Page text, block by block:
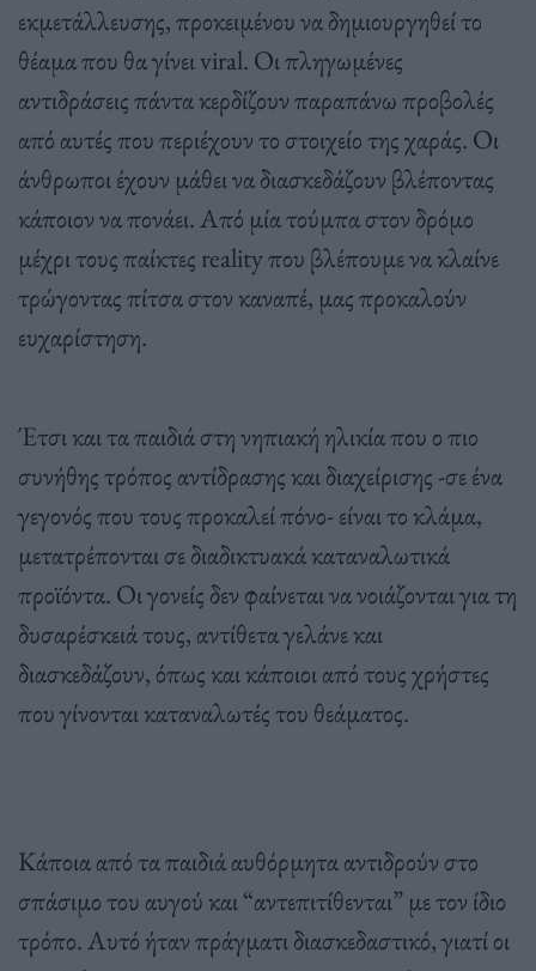
εκμετάλλευσης, προκειμένου να δημιουργηθεί το
θέαμα που θα γίνει viral. Οι πληγωμένες
αντιδράσεις πάντα κερδίζουν παραπάνω προβολές
από αυτές που περιέχουν το στοιχείο της χαράς. Οι
άνθρωποι έχουν μάθει να διασκεδάζουν βλέποντας
κάποιον να πονάει. Από μία τούμπα στον δρόμο
μέχρι τους παίκτες reality που βλέπουμε να κλαίνε
τρώγοντας πίτσα στον καναπέ, μας προκαλούν
ευχαρίστηση.
Έτσι και τα παιδιά στη νηπιακή ηλικία που ο πιο
συνήθης τρόπος αντίδρασης και διαχείρισης -σε ένα
γεγονός που τους προκαλεί πόνο- είναι το κλάμα,
μετατρέπονται σε διαδικτυακά καταναλωτικά
προϊόντα. Οι γονείς δεν φαίνεται να νοιάζονται για τη
δυσαρέσκειά τους, αντίθετα γελάνε και
διασκεδάζουν, όπως και κάποιοι από τους χρήστες
που γίνονται καταναλωτές του θεάματος.
Κάποια από τα παιδιά αυθόρμητα αντιδρούν στο
σπάσιμο του αυγού και “αντεπιτίθενται” με τον ίδιο
τρόπο. Αυτό ήταν πράγματι διασκεδαστικό, γιατί οι